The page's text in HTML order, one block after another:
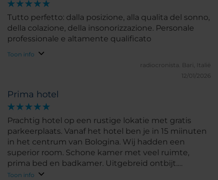
Prima hotel
Prachtig hotel op een rustige lokatie met gratis
parkeerplaats. Vanaf het hotel ben je in 15 miinuten
in het centrum van Bologina. Wij hadden een
superior room. Schone kamer met veel ruimte,
prima bed en badkamer. Uitgebreid ontbijt.
Vriendelijk personeel.
Toon info
Tutto perfetto: dalla posizione, alla qualita del sonno,
della colazione, della insonorizzazione. Personale
professionale e altamente qualificato
Toon info
radiocronista. Bari, Italië
12/01/2026